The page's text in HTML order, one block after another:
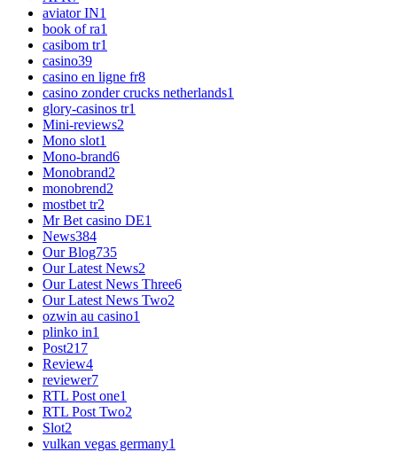
aviator IN1
book of ra1
casibom tr1
casino39
casino en ligne fr8
casino zonder crucks netherlands1
glory-casinos tr1
Mini-reviews2
Mono slot1
Mono-brand6
Monobrand2
monobrend2
mostbet tr2
Mr Bet casino DE1
News384
Our Blog735
Our Latest News2
Our Latest News Three6
Our Latest News Two2
ozwin au casino1
plinko in1
Post217
Review4
reviewer7
RTL Post one1
RTL Post Two2
Slot2
vulkan vegas germany1